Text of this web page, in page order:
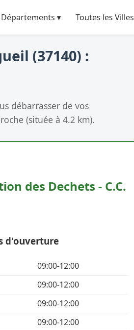
Départements ▾ Toutes les Villes
(37140) :
débarrasser de vos
(située à 4.2 km).
des Dechets - C.C.
d'ouverture
09:00-12:00
09:00-12:00
09:00-12:00
09:00-12:00